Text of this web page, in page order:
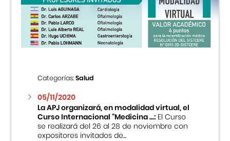
Categorías:Salud
05/11/2020
La APJ organizará, en modalidad virtual, el
Curso Internacional “Medicina ...:El Curso
se realizará del 26 al 28 de noviembre con
expositores invitados de...